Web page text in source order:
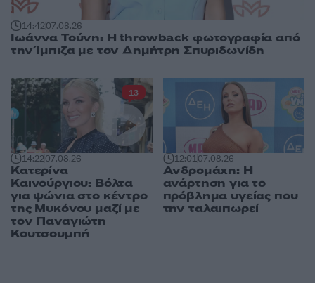
14:4207.08.26
Ιωάννα Τούνη: Η throwback φωτογραφία από
την Ίμπιζα με τον Δημήτρη Σπυριδωνίδη
14:2207.08.26
Κατερίνα
Καινούργιου: Βόλτα
για ψώνια στο κέντρο
της Μυκόνου μαζί με
τον Παναγιώτη
Κουτσουμπή
13
12:0107.08.26
Ανδρομάχη: Η
ανάρτηση για το
πρόβλημα υγείας που
την ταλαιπωρεί